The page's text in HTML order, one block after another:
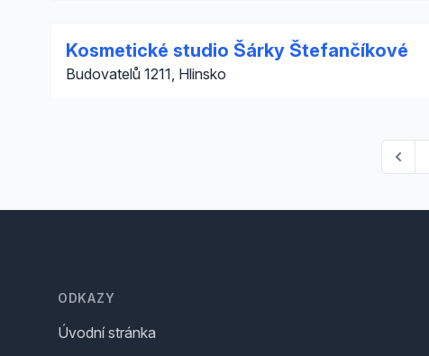
Kosmetické studio Šárky Štefančíkové
Budovatelů 1211, Hlinsko
ODKAZY
Úvodní stránka